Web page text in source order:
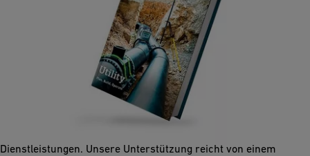
Als führender Anbieter von Rohrleitungssystemen aus
Kunststoff bieten wir unseren Kunden nicht nur zuverlässige
Dienstleistungen. Unsere Unterstützung reicht von einem